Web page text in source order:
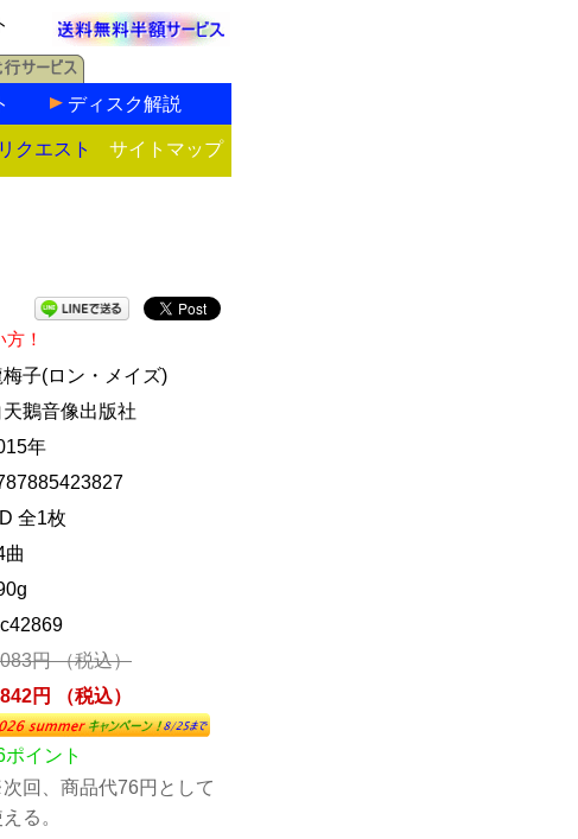
ディスク解説
リクエスト サイトマップ
！
梅子(ロン・メイズ)
天鵝音像出版社
年
全1枚
曲
円 （税込）
円 （税込）
ポイント
回、商品代76円として
る。